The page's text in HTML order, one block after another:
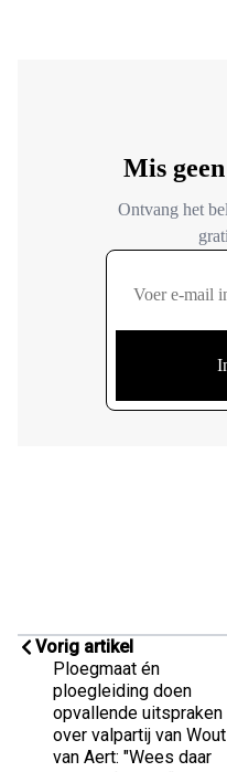
Vorig artikel
Ploegmaat én
ploegleiding doen
opvallende uitspraken
over valpartij van Wout
van Aert: "Wees daar